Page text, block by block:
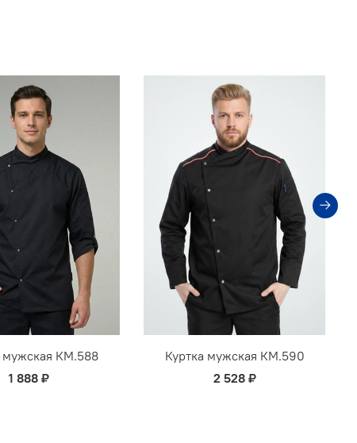
мужская КМ.588
1 888 ₽
Куртка мужская КМ.590
2 528 ₽